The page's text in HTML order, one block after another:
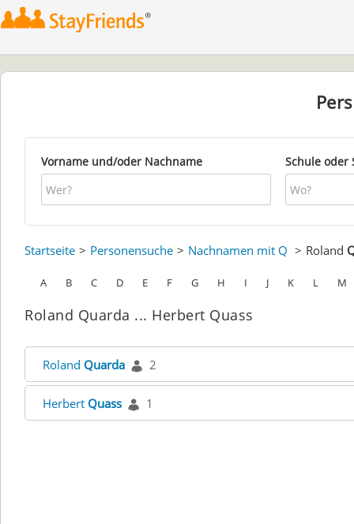
Vorname und/oder Nachname Schule oder
Startseite Personensuche Nachnamen mit Q Roland
A B C D E F G H I J K L M
Roland Quarda ... Herbert Quass
Roland Quarda 2
Herbert Quass 1